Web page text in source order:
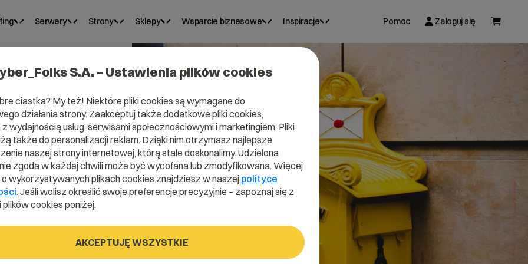
Serwery Strony Sklepy Wsparcie biznesowe Inspiracje Pomoc Zaloguj się
S.A. – Ustawienia plików cookies
ciastka? My też! Niektóre pliki cookies są wymagane do
działania strony. Zaakceptuj także dodatkowe pliki cookies,
wydajnością usług, serwisami społecznościowymi i marketingiem. Pliki
także do personalizacji reklam. Dzięki nim otrzymasz najlepsze
naszej strony internetowej, którą stale doskonalimy. Udzielona
zgoda w każdej chwili może być wycofana lub zmodyfikowana. Więcej
wykorzystywanych plikach cookies znajdziesz w naszej polityce
. Jeśli wolisz określić swoje preferencje precyzyjnie – zapoznaj się z
cookies poniżej.
AKCEPTUJĘ WSZYSTKIE